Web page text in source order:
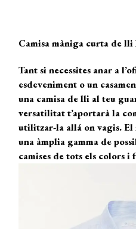
Camisa màniga curta de
Tant si necessites anar a
esdeveniment o un
una camisa de lli al teu
versatilitat t’aportarà la
utilitzar-la allá on vagis.
una àmplia gamma de
camises de tots els colors i